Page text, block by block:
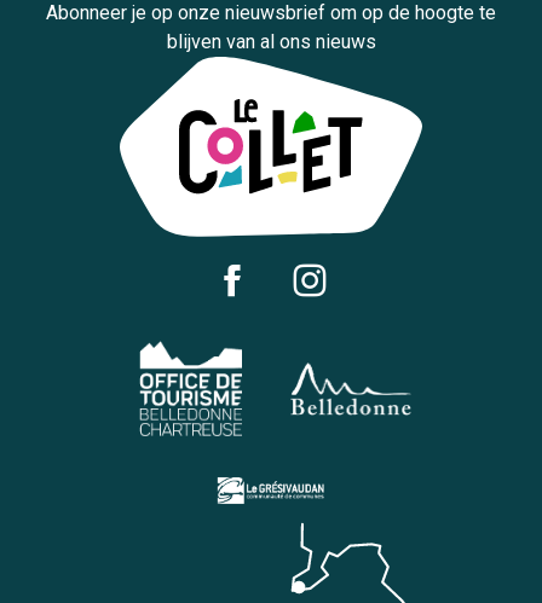
Abonneer je op onze nieuwsbrief om op de hoogte te
blijven van al ons nieuws